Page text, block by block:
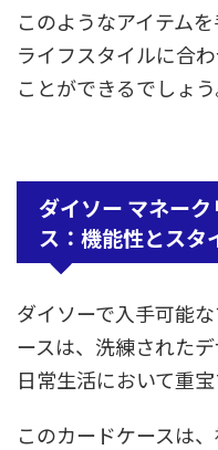
このようなアイテム
ライフスタイルに合
ことができるでしょう
ダイソー マネー
ス：機能性とスタ
ダイソーで入手可能
ースは、洗練された
日常生活において重宝
このカードケースは